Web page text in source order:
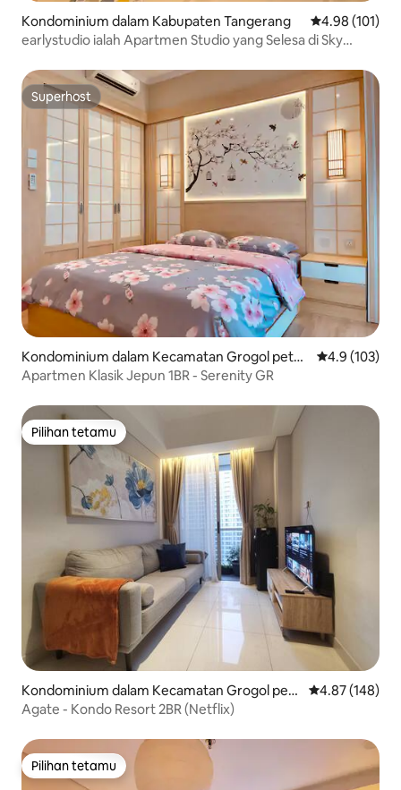
Kondominium dalam Kabupaten Tangerang Penarafan
4.98 (101)
earlystudio ialah Apartmen Studio yang Selesa di Sky
Superhost
Superhost
Kondominium dalam Kecamatan Grogol peta
mburan
Penarafan
4.9 (103)
Apartmen Klasik Jepun 1BR - Serenity GR
Pilihan tetamu
Pilihan tetamu
Kondominium dalam Kecamatan Grogol peta
mburan
Penarafan
4.87 (148)
Agate - Kondo Resort 2BR (Netflix)
Pilihan tetamu
Pilihan tetamu